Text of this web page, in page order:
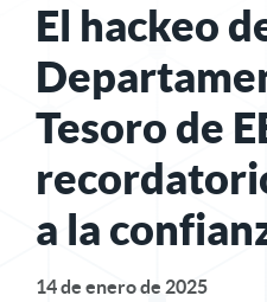
El hackeo
Tesoro de
a la
14 de enero de 2025